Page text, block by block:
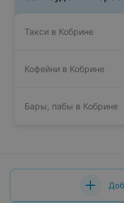
Такси в Кобрине
Кофейни в Кобрине
Бары, пабы в Кобрине